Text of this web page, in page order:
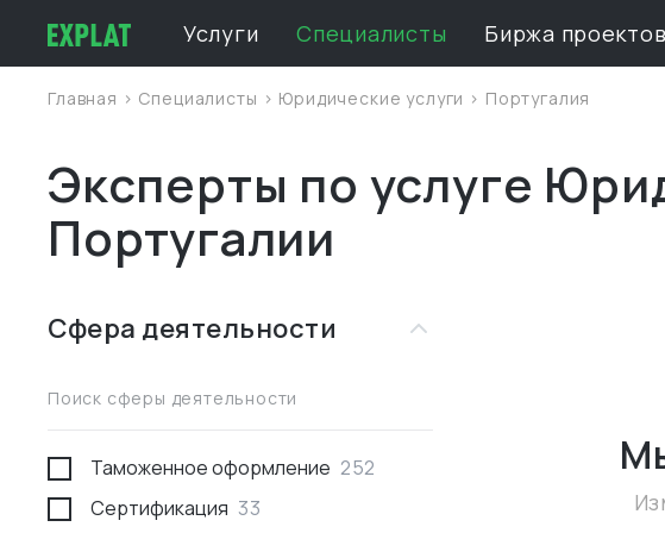
Услуги Специалисты Биржа проектов
Главная > Специалисты > Юридические услуги > Португалия
Эксперты по услуге
Португалии
Сфера деятельности
Поиск сферы деятельности
Таможенное оформление 252
Сертификация 33